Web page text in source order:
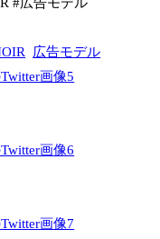
広告モデル